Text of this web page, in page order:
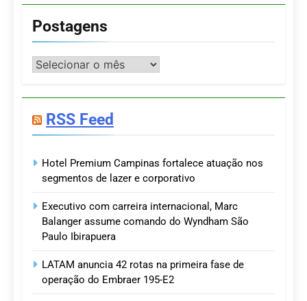
Postagens
Postagens
RSS Feed
Hotel Premium Campinas fortalece atuação nos
segmentos de lazer e corporativo
Executivo com carreira internacional, Marc
Balanger assume comando do Wyndham São
Paulo Ibirapuera
LATAM anuncia 42 rotas na primeira fase de
operação do Embraer 195-E2